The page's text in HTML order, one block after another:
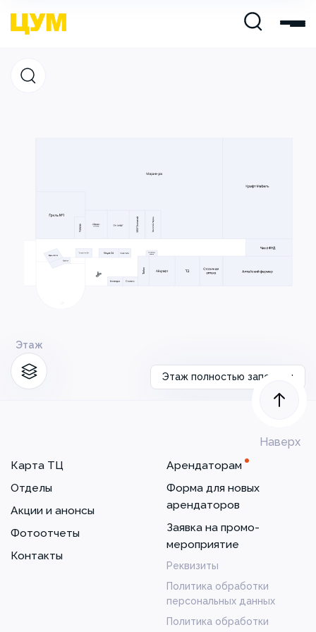
Свободная площадь
Этаж полностью заполнен
Этаж
Наверх
Карта ТЦ
Отделы
Акции и анонсы
Фотоотчеты
Контакты
Арендаторам
Форма для новых
арендаторов
Заявка на промо-
мероприятие
Реквизиты
Политика обработки
персональных данных
Политика обработки